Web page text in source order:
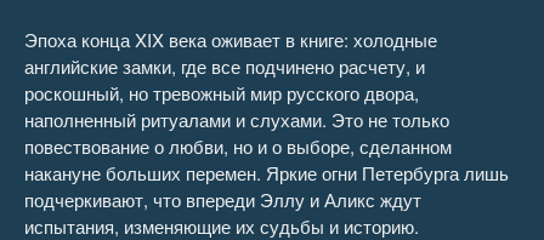
26
27
28
29
Эпоха конца XIX века оживает в книге: холодные
английские замки, где все подчинено расчету, и
роскошный, но тревожный мир русского двора,
наполненный ритуалами и слухами. Это не только
повествование о любви, но и о выборе, сделанном
накануне больших перемен. Яркие огни Петербурга лишь
подчеркивают, что впереди Эллу и Аликс ждут
испытания, изменяющие их судьбы и историю.